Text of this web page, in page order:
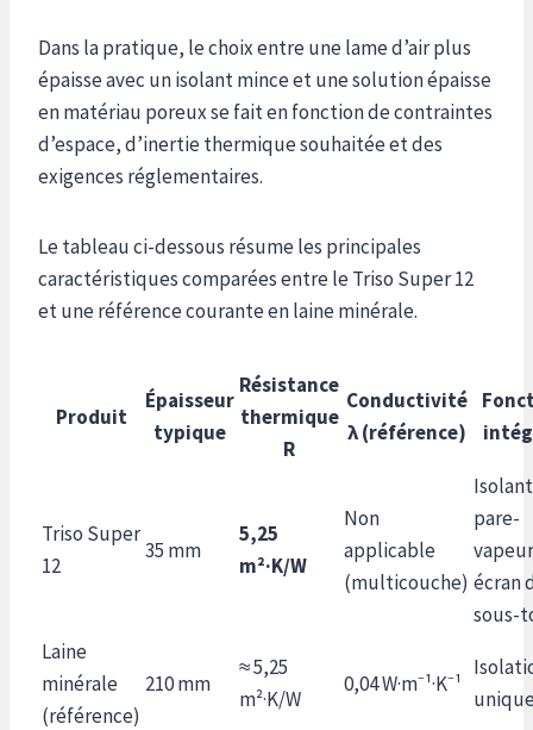
Dans la pratique, le choix entre une lame d’air plus
épaisse avec un isolant mince et une solution épaisse
en matériau poreux se fait en fonction de contraintes
d’espace, d’inertie thermique souhaitée et des
exigences réglementaires.
Le tableau ci-dessous résume les principales
caractéristiques comparées entre le Triso Super 12
et une référence courante en laine minérale.
Produit
Épaisseur
typique
Résistance
thermique
R
Conductivité
λ (référence)
Triso Super
12
35 mm
5,25
m²·K/W
Non
applicable
(multicouche)
pare-
écran
sous-
Laine
minérale
(référence)
210 mm
≈ 5,25
m²·K/W
0,04 W·m⁻¹·K⁻¹